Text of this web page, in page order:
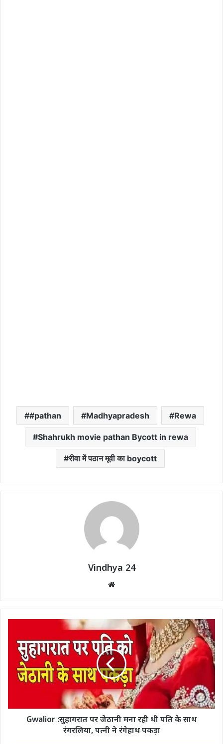
#pathan Madhyapradesh Rewa
Shahrukh movie pathan Bycott in rewa
रीवा में पठान मूवी का boycott
Vindhya 24
Gwalior :सुहागरात पर जेठानी मना रही थी पति के साथ
रंगरलिया, पत्नी ने रंगेहाथ पकड़ा